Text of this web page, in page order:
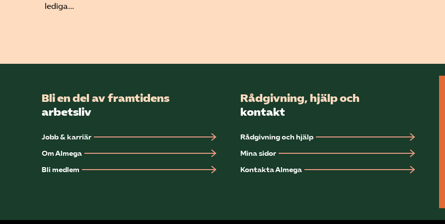
lediga...
Bli en del av framtidens
arbetsliv
Jobb & karriär
Om Almega
Bli medlem
Rådgivning, hjälp och
kontakt
Rådgivning och hjälp
Mina sidor
Kontakta Almega